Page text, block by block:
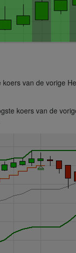
van de vorige
koers van de